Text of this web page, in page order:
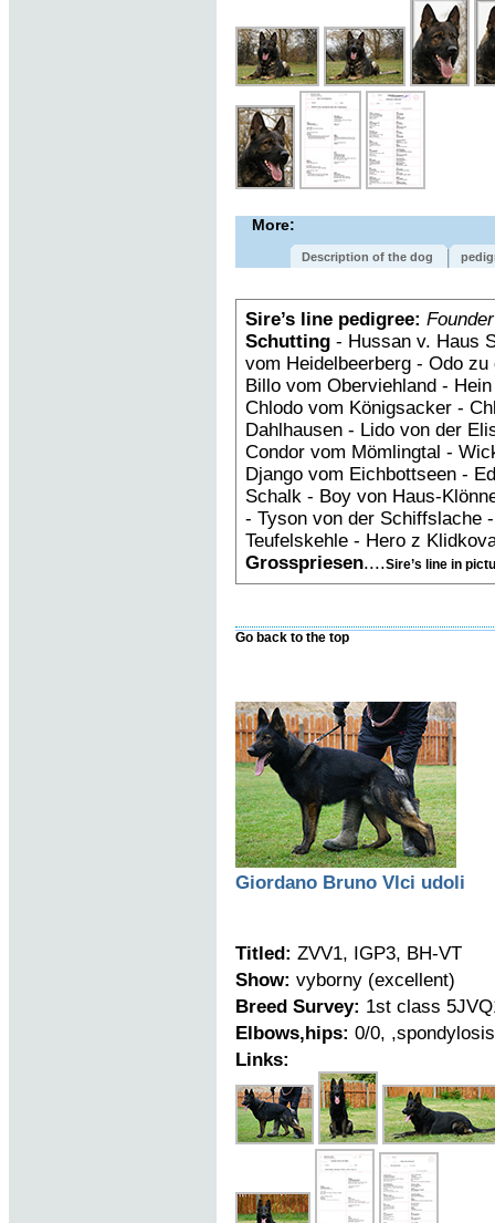
More:
Description of the dog
Sire’s line pedigree: Founder
Schutting - Hussan v. Haus
vom Heidelbeerberg - Odo zu
Billo vom Oberviehland -
Chlodo vom Königsacker -
Dahlhausen - Lido von der
Condor vom Mömlingtal -
Django vom Eichbottseen -
Schalk - Boy von Haus-
- Tyson von der Schiffslache
Teufelskehle - Hero z
Grosspriesen....Sire’s line in
Go back to the top
Giordano Bruno Vlci udoli
Titled: ZVV1, IGP3, BH-VT
Show: vyborny (excellent)
Breed Survey: 1st class
Elbows,hips: 0/0,
Links: